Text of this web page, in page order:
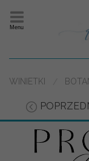
Menu
WINIETKI